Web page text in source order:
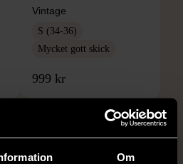
Om
Vintage
S (34-36)
Mycket gott skick
999 kr